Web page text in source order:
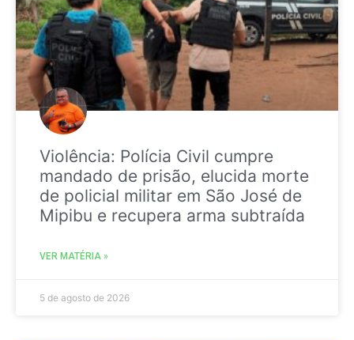
Violência: Polícia Civil cumpre
mandado de prisão, elucida morte
de policial militar em São José de
Mipibu e recupera arma subtraída
VER MATÉRIA »
5 de agosto de 2026